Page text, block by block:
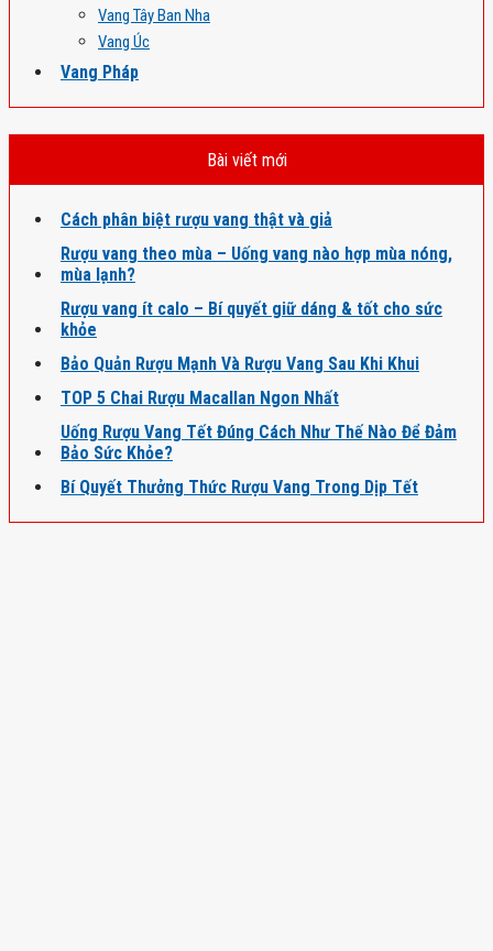
Vang Tây Ban Nha
Vang Úc
Vang Pháp
Bài viết mới
Cách phân biệt rượu vang thật và giả
Rượu vang theo mùa – Uống vang nào hợp mùa nóng,
mùa lạnh?
Rượu vang ít calo – Bí quyết giữ dáng & tốt cho sức
khỏe
Bảo Quản Rượu Mạnh Và Rượu Vang Sau Khi Khui
TOP 5 Chai Rượu Macallan Ngon Nhất
Uống Rượu Vang Tết Đúng Cách Như Thế Nào Để Đảm
Bảo Sức Khỏe?
Bí Quyết Thưởng Thức Rượu Vang Trong Dịp Tết